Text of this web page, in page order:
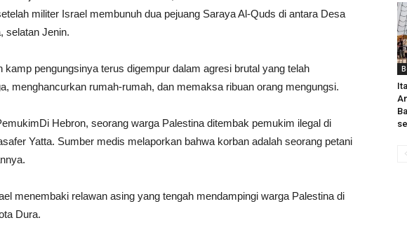
militer Israel membunuh dua pejuang Saraya Al-Quds di antara Desa
selatan Jenin.
kamp pengungsinya terus digempur dalam agresi brutal yang telah
menghancurkan rumah-rumah, dan memaksa ribuan orang mengungsi.
Hebron, seorang warga Palestina ditembak pemukim ilegal di
Yatta. Sumber medis melaporkan bahwa korban adalah seorang petani
menembaki relawan asing yang tengah mendampingi warga Palestina di
Dura.